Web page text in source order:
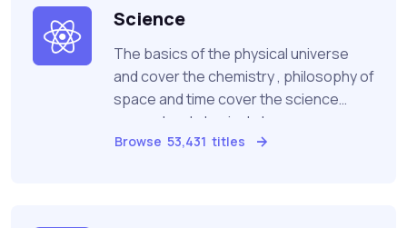
and ethnic
Science
The basics of the physical universe
and cover the chemistry , philosophy of
space and time cover the science
general and physical phenomena ,
geomagnetism and meteorology and
Browse 53,431 titles